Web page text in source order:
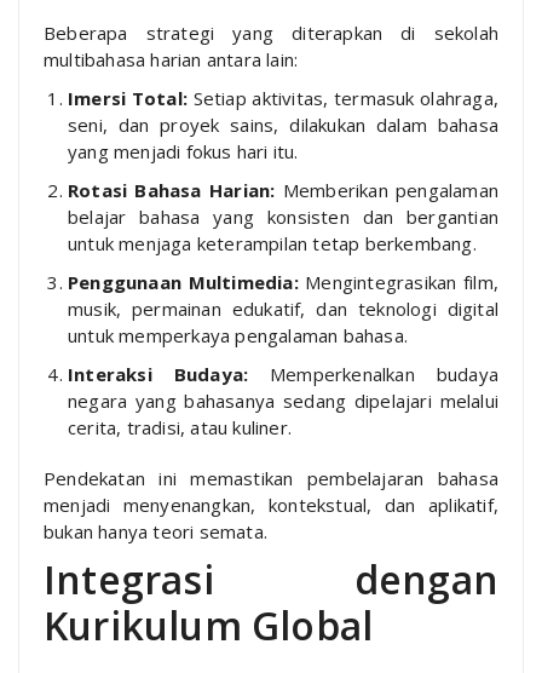
Beberapa strategi yang diterapkan di sekolah
multibahasa harian antara lain:
Imersi Total: Setiap aktivitas, termasuk olahraga,
seni, dan proyek sains, dilakukan dalam bahasa
yang menjadi fokus hari itu.
Rotasi Bahasa Harian: Memberikan pengalaman
belajar bahasa yang konsisten dan bergantian
untuk menjaga keterampilan tetap berkembang.
Penggunaan Multimedia:Mengintegrasikan film,
musik, permainan edukatif, dan teknologi digital
untuk memperkaya pengalaman bahasa.
Interaksi Budaya: Memperkenalkan budaya
negara yang bahasanya sedang dipelajari melalui
cerita, tradisi, atau kuliner.
Pendekatan ini memastikan pembelajaran bahasa
menjadi menyenangkan, kontekstual, dan aplikatif,
bukan hanya teori semata.
Integrasi dengan
Kurikulum Global